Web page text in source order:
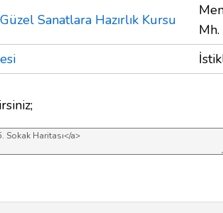
Sanatlara Hazırlık Kursu
Mh.